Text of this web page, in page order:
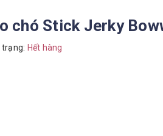
chó Stick Jerky
trạng: Hết hàng